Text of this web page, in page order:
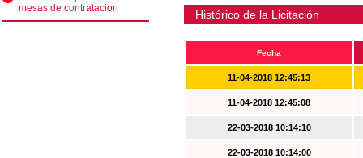
mesas de contratacion
Histórico de la Licitación
Fecha
11-04-2018 12:45:13
11-04-2018 12:45:08
22-03-2018 10:14:10
22-03-2018 10:14:00